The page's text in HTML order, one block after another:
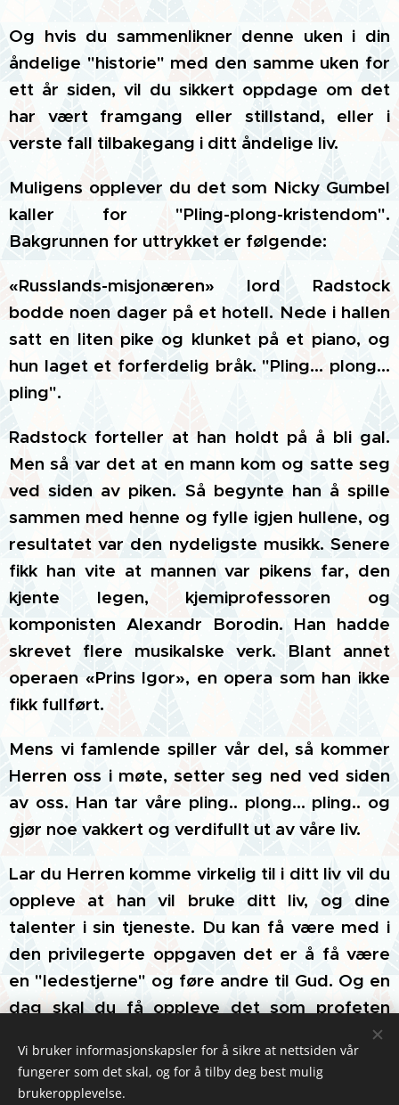
Og hvis du sammenlikner denne uken i din
åndelige "historie" med den samme uken for
ett år siden, vil du sikkert oppdage om det
har vært framgang eller stillstand, eller i
verste fall tilbakegang i ditt åndelige liv.
Muligens opplever du det som Nicky Gumbel
kaller for "Pling-plong-kristendom".
Bakgrunnen for uttrykket er følgende:
«Russlands-misjonæren» lord Radstock
bodde noen dager på et hotell. Nede i hallen
satt en liten pike og klunket på et piano, og
hun laget et forferdelig bråk. "Pling… plong…
pling".
Radstock forteller at han holdt på å bli gal.
Men så var det at en mann kom og satte seg
ved siden av piken. Så begynte han å spille
sammen med henne og fylle igjen hullene, og
resultatet var den nydeligste musikk. Senere
fikk han vite at mannen var pikens far, den
kjente legen, kjemiprofessoren og
komponisten Alexandr Borodin. Han hadde
skrevet flere musikalske verk. Blant annet
operaen «Prins Igor», en opera som han ikke
fikk fullført.
Mens vi famlende spiller vår del, så kommer
Herren oss i møte, setter seg ned ved siden
av oss. Han tar våre pling.. plong… pling.. og
gjør noe vakkert og verdifullt ut av våre liv.
Lar du Herren komme virkelig til i ditt liv vil du
oppleve at han vil bruke ditt liv, og dine
talenter i sin tjeneste. Du kan få være med i
den privilegerte oppgaven det er å få være
en "ledestjerne" og føre andre til Gud. Og en
dag skal du få oppleve det som profeten
Daniel sier i kap. 12:3: Da skal de forstandige
skinne som himmelhvelvingen skinner, og de
som har ført mange til rettferdighet skal
Vi bruker informasjonskapsler for å sikre at nettsiden vår
fungerer som det skal, og for å tilby deg best mulig
brukeropplevelse.